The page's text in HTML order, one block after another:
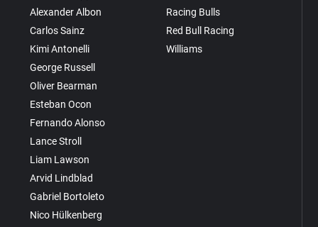
Alexander Albon
Carlos Sainz
Kimi Antonelli
George Russell
Oliver Bearman
Esteban Ocon
Fernando Alonso
Lance Stroll
Liam Lawson
Arvid Lindblad
Gabriel Bortoleto
Nico Hülkenberg
Racing Bulls
Red Bull Racing
Williams